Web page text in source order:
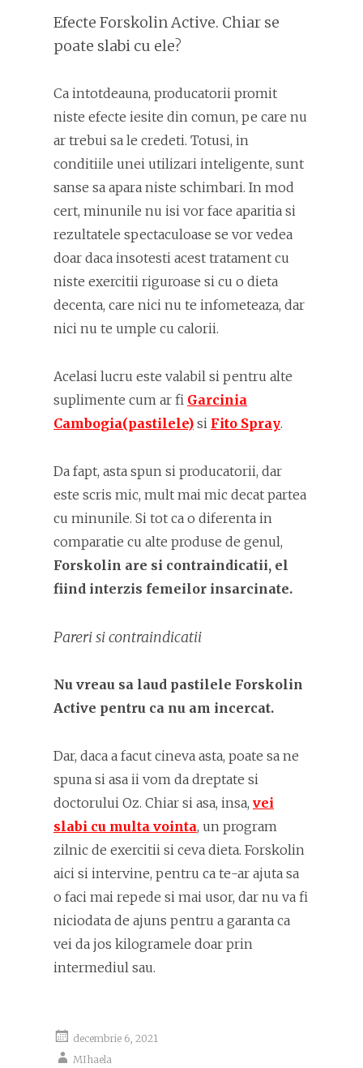
Efecte Forskolin Active. Chiar se
poate slabi cu ele?
Ca intotdeauna, producatorii promit
niste efecte iesite din comun, pe care nu
ar trebui sa le credeti. Totusi, in
conditiile unei utilizari inteligente, sunt
sanse sa apara niste schimbari. In mod
cert, minunile nu isi vor face aparitia si
rezultatele spectaculoase se vor vedea
doar daca insotesti acest tratament cu
niste exercitii riguroase si cu o dieta
decenta, care nici nu te infometeaza, dar
nici nu te umple cu calorii.
Acelasi lucru este valabil si pentru alte
suplimente cum ar fi Garcinia
Cambogia(pastilele) si Fito Spray.
Da fapt, asta spun si producatorii, dar
este scris mic, mult mai mic decat partea
cu minunile. Si tot ca o diferenta in
comparatie cu alte produse de genul,
Forskolin are si contraindicatii, el
fiind interzis femeilor insarcinate.
Pareri si contraindicatii
Nu vreau sa laud pastilele Forskolin
Active pentru ca nu am incercat.
Dar, daca a facut cineva asta, poate sa ne
spuna si asa ii vom da dreptate si
doctorului Oz. Chiar si asa, insa, vei
slabi cu multa vointa, un program
zilnic de exercitii si ceva dieta. Forskolin
aici si intervine, pentru ca te-ar ajuta sa
o faci mai repede si mai usor, dar nu va fi
niciodata de ajuns pentru a garanta ca
vei da jos kilogramele doar prin
intermediul sau.
decembrie 6, 2021
MIhaela